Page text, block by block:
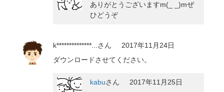
ありがとうございますm(_ _)mぜ
ひどうぞ
k**************...さん
2017年11月24日
ダウンロードさせてください。
kabuさん
2017年11月25日